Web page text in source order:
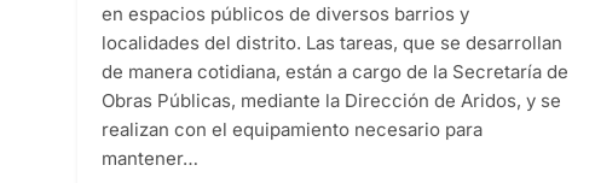
en espacios públicos de diversos barrios y
localidades del distrito. Las tareas, que se desarrollan
de manera cotidiana, están a cargo de la Secretaría de
Obras Públicas, mediante la Dirección de Aridos, y se
realizan con el equipamiento necesario para
mantener…